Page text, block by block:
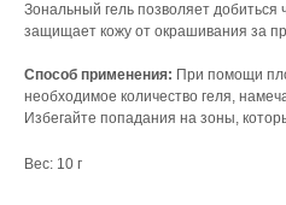
Зональный гель позволяет добиться
защищает кожу от окрашивания за
Способ применения: При помощи
необходимое количество геля,
Избегайте попадания на зоны,
Вес: 10 г